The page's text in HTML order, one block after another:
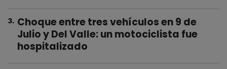
3. Choque entre tres vehículos en 9 de
Julio y Del Valle: un motociclista fue
hospitalizado